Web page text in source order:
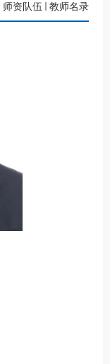
师资队伍 教师名录